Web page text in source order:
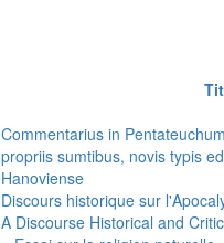
Commentarius in
propriis sumtibus, novis typis
Hanoviense
Discours historique sur
A Discourse Historical and